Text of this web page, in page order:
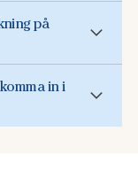
på
in i